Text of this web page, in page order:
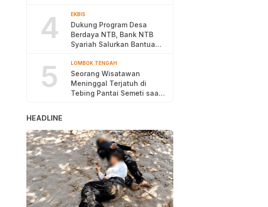
4 EKBIS
Dukung Program Desa
Berdaya NTB, Bank NTB
Syariah Salurkan Bantuan
5 LOMBOK TENGAH
Seorang Wisatawan
Meninggal Terjatuh di
Tebing Pantai Semeti saat
HEADLINE